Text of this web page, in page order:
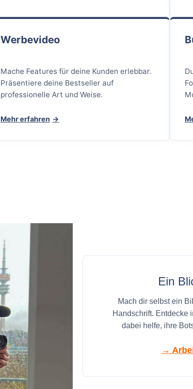
Werbevideo
Mache Features für deine Kunden erlebbar.
Präsentiere deine Bestseller auf
professionelle Art und Weise.
Mehr erfahren
Ein
Mach dir selbst ein
Handschrift. Entdecke
dabei helfe, ihre
→